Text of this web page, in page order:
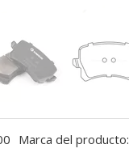
Marca del producto: